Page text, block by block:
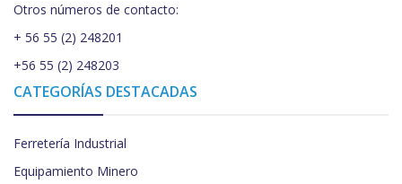
Otros números de contacto:
+ 56 55 (2) 248201
+56 55 (2) 248203
CATEGORÍAS DESTACADAS
Ferretería Industrial
Equipamiento Minero